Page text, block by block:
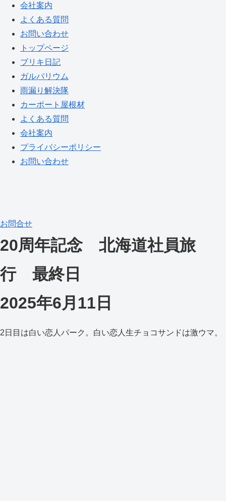
会社案内
よくある質問
お問い合わせ
トップページ
ブリキ日記
ガルバリウム
雨漏り解決隊
カーポート屋根材
よくある質問
会社案内
プライバシーポリシー
お問い合わせ
お問合せ
20周年記念 北海道社員旅
行 最終日
2025年6月11日
2日目は白い恋人パーク。白い恋人生チョコサンドは激ウマ。